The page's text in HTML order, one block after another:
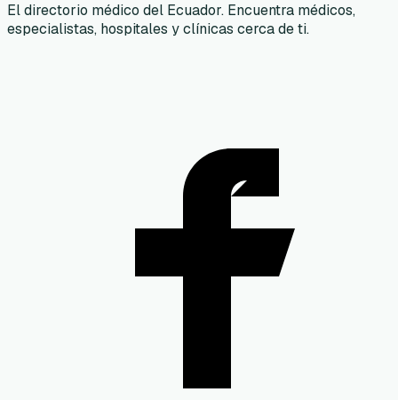
El directorio médico del Ecuador. Encuentra médicos,
especialistas, hospitales y clínicas cerca de ti.